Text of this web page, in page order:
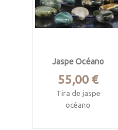
Jaspe Océano
Precio
55,00 €
Tira de jaspe
océano